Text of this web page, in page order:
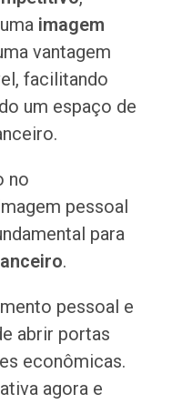
imagem
vantagem
facilitando
um espaço de
no
pessoal
para
.
pessoal e
abrir portas
econômicas.
agora e